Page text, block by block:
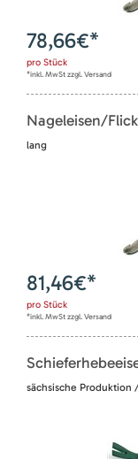
78,66€*
pro Stück
*inkl. MwSt zzgl. Versand
Nageleisen/
lang
81,46€*
pro Stück
*inkl. MwSt zzgl. Versand
sächsische Produktion